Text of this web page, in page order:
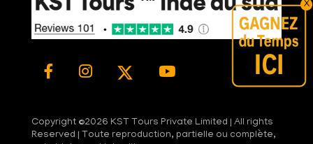
X
Copyright ©2026 KST Tours Private Limited | All rights
Reserved | Toute reproduction, partielle ou complète,